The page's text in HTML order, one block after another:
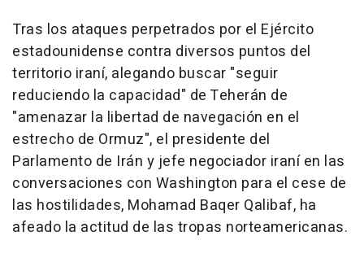
Tras los ataques perpetrados por el Ejército
estadounidense contra diversos puntos del
territorio iraní, alegando buscar "seguir
reduciendo la capacidad" de Teherán de
"amenazar la libertad de navegación en el
estrecho de Ormuz", el presidente del
Parlamento de Irán y jefe negociador iraní en las
conversaciones con Washington para el cese de
las hostilidades, Mohamad Baqer Qalibaf, ha
afeado la actitud de las tropas norteamericanas.